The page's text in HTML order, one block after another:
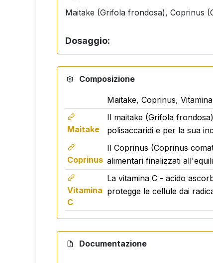
Maitake (Grifola frondosa), Coprinus
Dosaggio:
Non superare la dose giornaliera
Non adatto ai bambini di età inferiore
inferiore a 25 °C.
Volume:50 ml
Prodotto nell'UE per.
Composizione
Maitake, Coprinus,
Maitake
Il maitake (Grifola
polisaccaridi e per la sua
Coprinus
Il Coprinus (Coprinus
alimentari finalizzati
Vitamina
C
La vitamina C - acido
protegge le cellule dai
Documentazione